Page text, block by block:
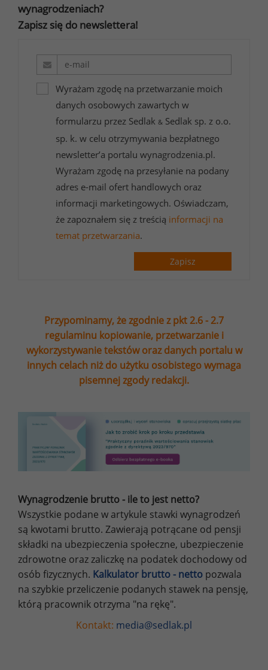
wynagrodzeniach?
Zapisz się do newslettera!
Wyrażam zgodę na przetwarzanie moich
danych osobowych zawartych w
formularzu przez Sedlak & Sedlak sp. z o.o.
sp. k. w celu otrzymywania bezpłatnego
newsletter’a portalu wynagrodzenia.pl.
Wyrażam zgodę na przesyłanie na podany
adres e-mail ofert handlowych oraz
informacji marketingowych. Oświadczam,
że zapoznałem się z treścią informacji na
temat przetwarzania.
Zapisz
Przypominamy, że zgodnie z pkt 2.6 - 2.7
regulaminu kopiowanie, przetwarzanie i
wykorzystywanie tekstów oraz danych portalu w
innych celach niż do użytku osobistego wymaga
pisemnej zgody redakcji.
Wynagrodzenie brutto - ile to jest netto?
Wszystkie podane w artykule stawki wynagrodzeń
są kwotami brutto. Zawierają potrącane od pensji
składki na ubezpieczenia społeczne, ubezpieczenie
zdrowotne oraz zaliczkę na podatek dochodowy od
osób fizycznych. Kalkulator brutto - netto pozwala
na szybkie przeliczenie podanych stawek na pensję,
którą pracownik otrzyma "na rękę".
Kontakt: media@sedlak.pl